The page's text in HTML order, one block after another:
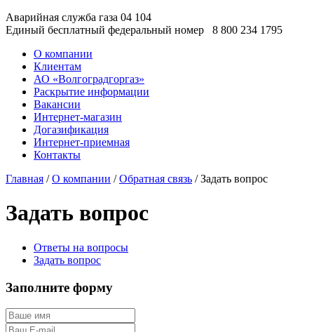
Аварийная служба газа 04 104
Единый бесплатный федеральный номер
8 800 234 1795
О компании
Клиентам
АО «Волгоградгоргаз»
Раскрытие информации
Вакансии
Интернет-магазин
Догазификация
Интернет-приемная
Контакты
Главная /О компании /Обратная связь / Задать вопрос
Задать вопрос
Ответы на вопросы
Задать вопрос
Заполните форму